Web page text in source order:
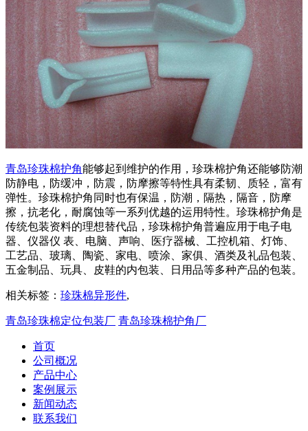
青岛珍珠棉护角能够起到维护的作用，珍珠棉护角还能够防潮
防静电，防缓冲，防震，防摩擦等特性具有柔韧、质轻，富有
弹性。珍珠棉护角同时也有保温，防潮，隔热，隔音，防摩
擦，抗老化，耐腐蚀等一系列优越的运用特性。珍珠棉护角是
传统包装资料的理想替代品，珍珠棉护角普遍应用于电子电
器、仪器仪 表、电脑、声响、医疗器械、工控机箱、灯饰、
工艺品、玻璃、陶瓷、家电、喷涂、家俱、酒类及礼品包装、
五金制品、玩具、皮鞋的内包装、日用品等多种产品的包装。
相关标签： 珍珠棉异形件,
青岛珍珠棉定位包装厂 青岛珍珠棉护角厂
首页
公司概况
产品中心
案例展示
新闻动态
联系我们